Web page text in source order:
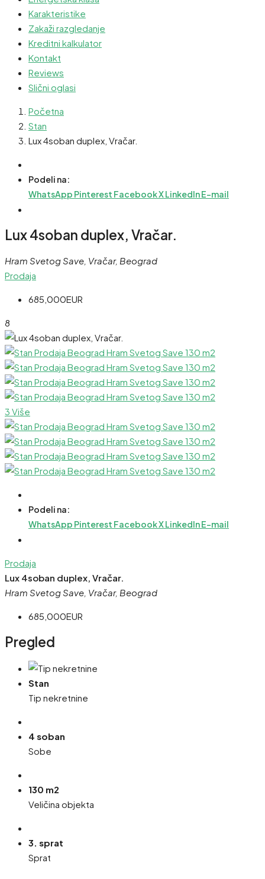
Karakteristike
Zakaži razgledanje
Kreditni kalkulator
Kontakt
Reviews
Slični oglasi
Početna
Stan
Lux 4soban duplex, Vračar.
Podeli na:
WhatsApp Pinterest FacebookXLinkedInE-mail
Lux 4soban duplex, Vračar.
Hram Svetog Save, Vračar, Beograd
Prodaja
685,000EUR
8
3 Više
Podeli na:
WhatsApp Pinterest FacebookXLinkedInE-mail
Prodaja
Lux 4soban duplex, Vračar.
Hram Svetog Save, Vračar, Beograd
685,000EUR
Pregled
Stan
Tip nekretnine
4 soban
Sobe
130 m2
Veličina objekta
3. sprat
Sprat